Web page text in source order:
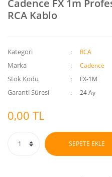
Cadence FX 1m
RCA Kablo
Kategori RCA
Marka Cadence
Stok Kodu FX-1M
Garanti Süresi 24 Ay
0,00 TL
SEPETE EKLE